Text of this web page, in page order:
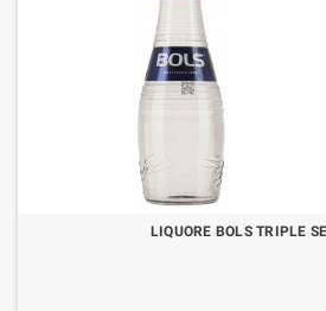
LIQUORE BOLS TRIPLE